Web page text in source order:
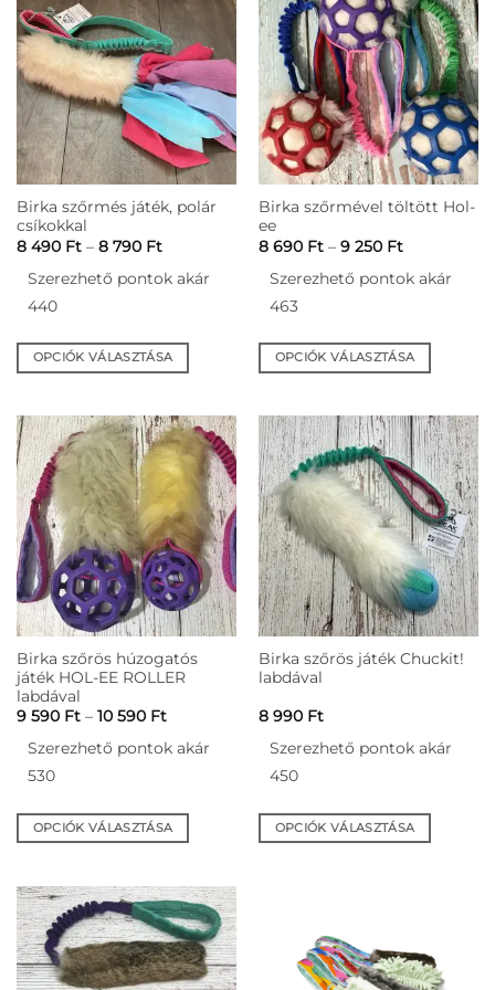
Birka szőrmés játék, polár
csíkokkal
8 490 Ft – 8 790 FtÁrtartomány:
490 Ft
-
Szerezhető pontok akár
440
OPCIÓK VÁLASZTÁSA
terméknek
több
variációja
van.
A
változatok
a
termékoldalon
választhatók
ki
Birka szőrmével töltött Hol-
ee
8 690 Ft – 9 250 Ft
690 Ft
-
Szerezhető pontok akár
463
OPCIÓK VÁLASZTÁSA
terméknek
több
variációja
van.
A
változatok
a
termékoldalon
választhatók
ki
Birka szőrös húzogatós
játék HOL-EE ROLLER
labdával
9 590 Ft – 10 590 FtÁrtartomány:
590 Ft
-
Szerezhető pontok akár
530
OPCIÓK VÁLASZTÁSA
terméknek
több
variációja
van.
Birka szőrös játék Chuckit!
labdával
8 990 Ft
Szerezhető pontok akár
450
OPCIÓK VÁLASZTÁSA
variációja